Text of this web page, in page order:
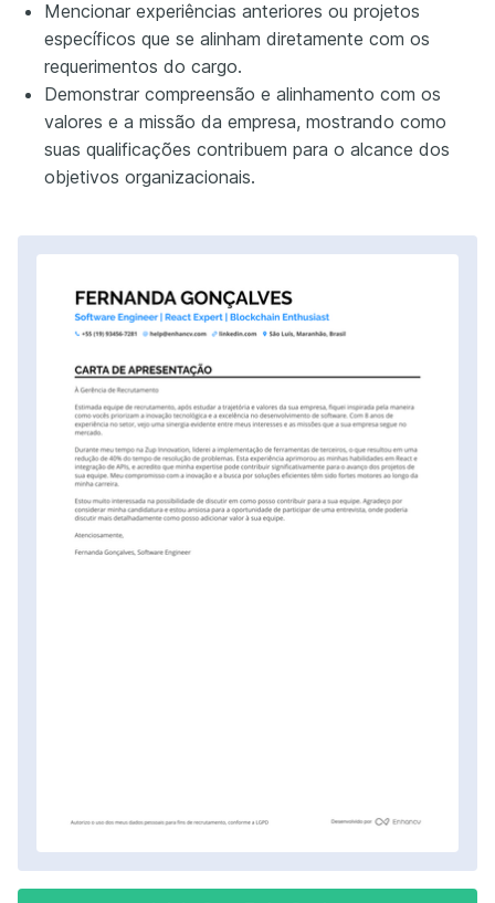
Mencionar experiências anteriores ou projetos
específicos que se alinham diretamente com os
requerimentos do cargo.
Demonstrar compreensão e alinhamento com os
valores e a missão da empresa, mostrando como
suas qualificações contribuem para o alcance dos
objetivos organizacionais.